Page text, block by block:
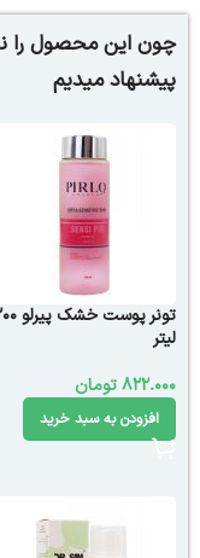
چون این محصول را
پیشنهاد میدیم
لیتر
822.000تومان
افزودن به سبد خرید